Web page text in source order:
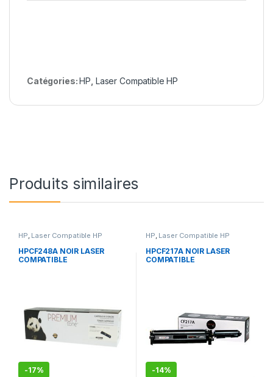
Catégories: HP, Laser Compatible HP
Produits similaires
HP, Laser Compatible HP
HPCF248A NOIR LASER
COMPATIBLE
-17%
HP, Laser Compatible HP
HPCF217A NOIR LASER
COMPATIBLE
-14%